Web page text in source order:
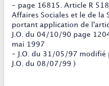
- page 16815. Article R
Affaires Sociales et le de
portant application de
J.O. du 04/10/90 page
mai 1997
- J.O. du 31/05/97
J.O. du 08/07/99 )